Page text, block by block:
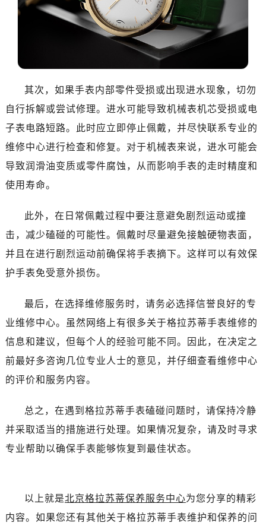
其次，如果手表内部零件受损或出现进水现象，切勿
自行拆解或尝试修理。进水可能导致机械表机芯受损或电
子表电路短路。此时应立即停止佩戴，并尽快联系专业的
维修中心进行检查和修复。对于机械表来说，进水可能会
导致润滑油变质或零件腐蚀，从而影响手表的走时精度和
使用寿命。
此外，在日常佩戴过程中要注意避免剧烈运动或撞
击，减少磕碰的可能性。佩戴时尽量避免接触硬物表面，
并且在进行剧烈运动前确保将手表摘下。这样可以有效保
护手表免受意外损伤。
最后，在选择维修服务时，请务必选择信誉良好的专
业维修中心。虽然网络上有很多关于格拉苏蒂手表维修的
信息和建议，但每个人的经验可能不同。因此，在决定之
前最好多咨询几位专业人士的意见，并仔细查看维修中心
的评价和服务内容。
总之，在遇到格拉苏蒂手表磕碰问题时，请保持冷静
并采取适当的措施进行处理。如果情况复杂，请及时寻求
专业帮助以确保手表能够恢复到最佳状态。
以上就是北京格拉苏蒂保养服务中心为您分享的精彩
内容。如果您还有其他关于格拉苏蒂手表维护和保养的问